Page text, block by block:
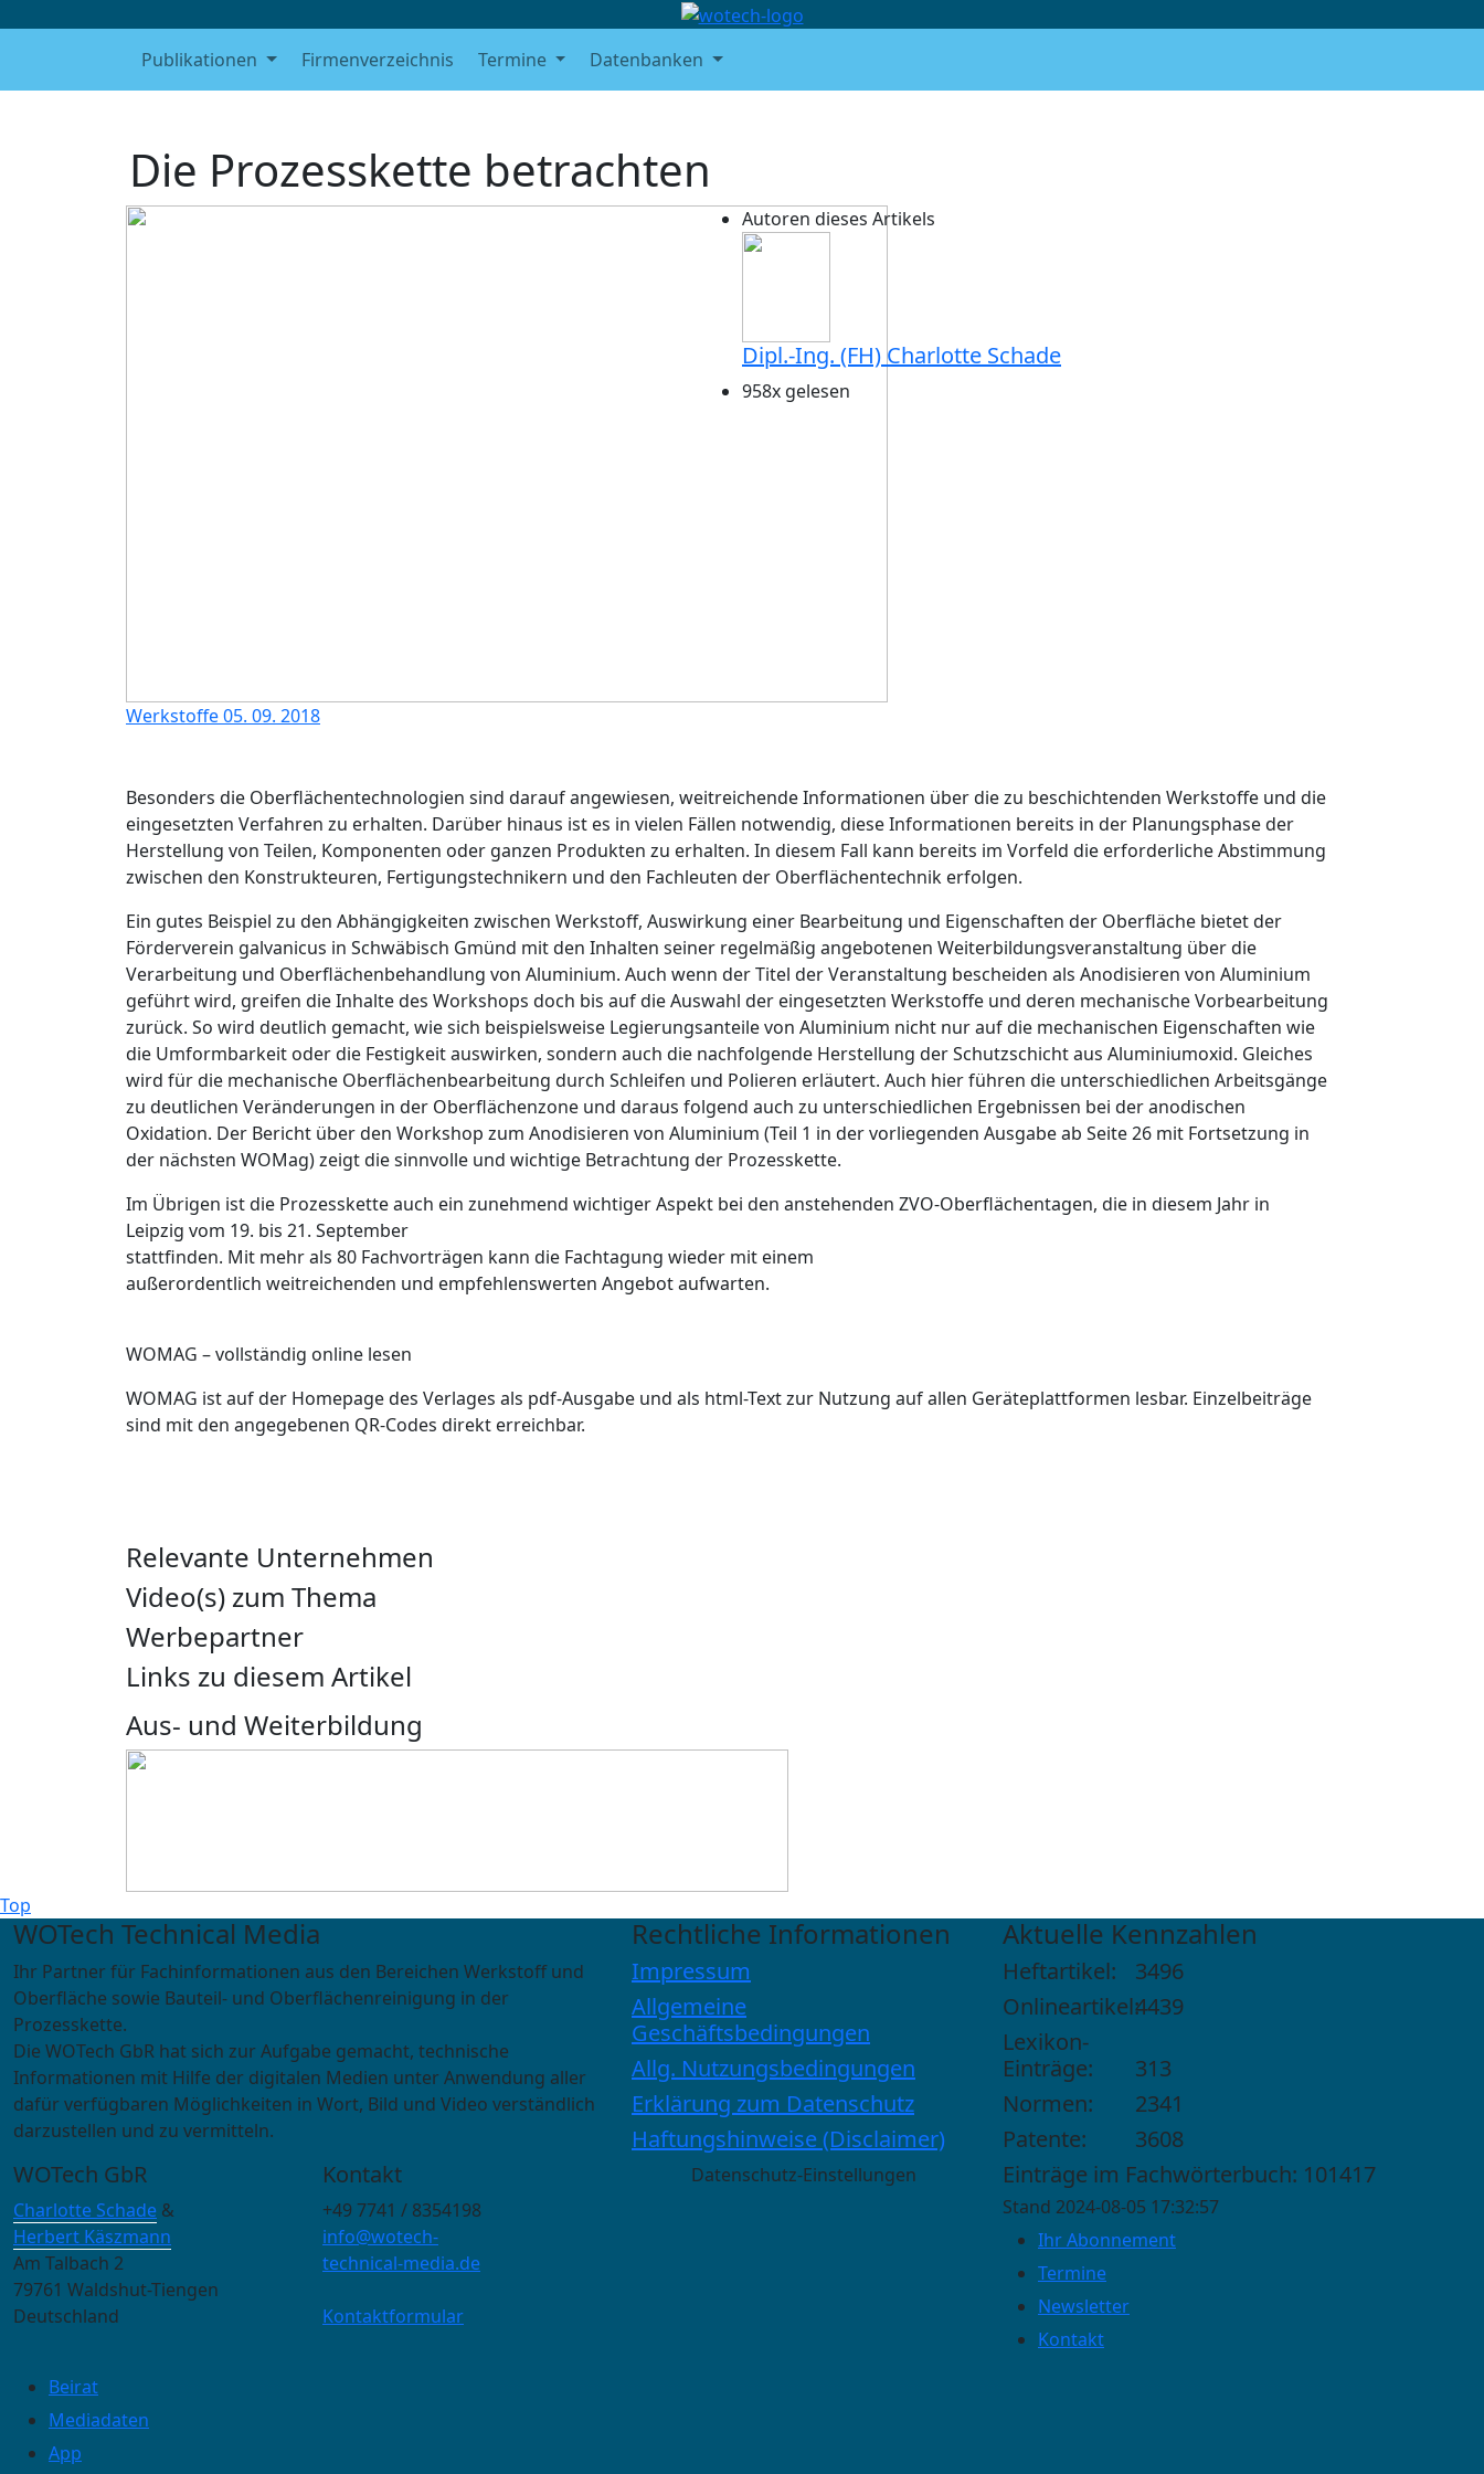
Publikationen Firmenverzeichnis Termine Datenbanken
Die Prozesskette betrachten
Werkstoffe05. 09. 2018
Autoren dieses Artikels
Dipl.-Ing. (FH) Charlotte Schade
958x gelesen
Besonders die Oberflächentechnologien sind darauf angewiesen, weitreichende Informationen über die zu beschichtenden Werkstoffe und die
eingesetzten Verfahren zu erhalten. Darüber hinaus ist es in vielen Fällen notwendig, diese Informationen bereits in der Planungsphase der
Herstellung von Teilen, Komponenten oder ganzen Produkten zu erhalten. In diesem Fall kann bereits im Vorfeld die erforderliche Abstimmung
zwischen den Konstrukteuren, Fertigungstechnikern und den Fachleuten der Oberflächentechnik erfolgen.
Ein gutes Beispiel zu den Abhängigkeiten zwischen Werkstoff, Auswirkung einer Bearbeitung und Eigenschaften der Oberfläche bietet der
Förderverein galvanicus in Schwäbisch Gmünd mit den Inhalten seiner regelmäßig angebotenen Weiterbildungsveranstaltung über die
Verarbeitung und Oberflächenbehandlung von Aluminium. Auch wenn der Titel der Veranstaltung bescheiden als Anodisieren von Aluminium
geführt wird, greifen die Inhalte des Workshops doch bis auf die Auswahl der eingesetzten Werkstoffe und deren mechanische Vorbearbeitung
zurück. So wird deutlich gemacht, wie sich beispielsweise Legierungsanteile von Aluminium nicht nur auf die mechanischen Eigenschaften wie
die Umformbarkeit oder die Festigkeit auswirken, sondern auch die nachfolgende Herstellung der Schutzschicht aus Aluminiumoxid. Gleiches
wird für die mechanische Oberflächenbearbeitung durch Schleifen und Polieren erläutert. Auch hier führen die unterschiedlichen Arbeitsgänge
zu deutlichen Veränderungen in der Oberflächenzone und daraus folgend auch zu unterschiedlichen Ergebnissen bei der anodischen
Oxidation. Der Bericht über den Workshop zum Anodisieren von Aluminium (Teil 1 in der vorliegenden Ausgabe ab Seite 26 mit Fortsetzung in
der nächsten WOMag) zeigt die sinnvolle und wichtige Betrachtung der Prozesskette.
Im Übrigen ist die Prozesskette auch ein zunehmend wichtiger Aspekt bei den anstehenden ZVO-Oberflächentagen, die in diesem Jahr in
Leipzig vom 19. bis 21. September
stattfinden. Mit mehr als 80 Fachvorträgen kann die Fachtagung wieder mit einem
außerordentlich weitreichenden und empfehlenswerten Angebot aufwarten.
WOMAG – vollständig online lesen
WOMAG ist auf der Homepage des Verlages als pdf-Ausgabe und als html-Text zur Nutzung auf allen Geräteplattformen lesbar. Einzelbeiträge
sind mit den angegebenen QR-Codes direkt erreichbar.
Relevante Unternehmen
Video(s) zum Thema
Werbepartner
Links zu diesem Artikel
Aus- und Weiterbildung
Top
WOTech Technical Media
Ihr Partner für Fachinformationen aus den Bereichen Werkstoff und
Oberfläche sowie Bauteil- und Oberflächenreinigung in der
Prozesskette.
Die WOTech GbR hat sich zur Aufgabe gemacht, technische
Informationen mit Hilfe der digitalen Medien unter Anwendung aller
dafür verfügbaren Möglichkeiten in Wort, Bild und Video verständlich
darzustellen und zu vermitteln.
WOTech GbR
Charlotte Schade &
Herbert Käszmann
Am Talbach 2
79761 Waldshut-Tiengen
Deutschland
Kontakt
+49 7741 / 8354198
info@wotech-
technical-media.de
Kontaktformular
Rechtliche Informationen
Impressum
Allgemeine
Geschäftsbedingungen
Allg. Nutzungsbedingungen
Erklärung zum Datenschutz
Haftungshinweise (Disclaimer)
Datenschutz-Einstellungen
Aktuelle Kennzahlen
Heftartikel:
3496
Onlineartikel:4439
Lexikon-
Einträge:
313
Normen:
2341
Patente:
3608
Einträge im Fachwörterbuch: 101417
Stand 2024-08-05 17:32:57
Ihr Abonnement
Termine
Newsletter
Kontakt
Beirat
Mediadaten
App